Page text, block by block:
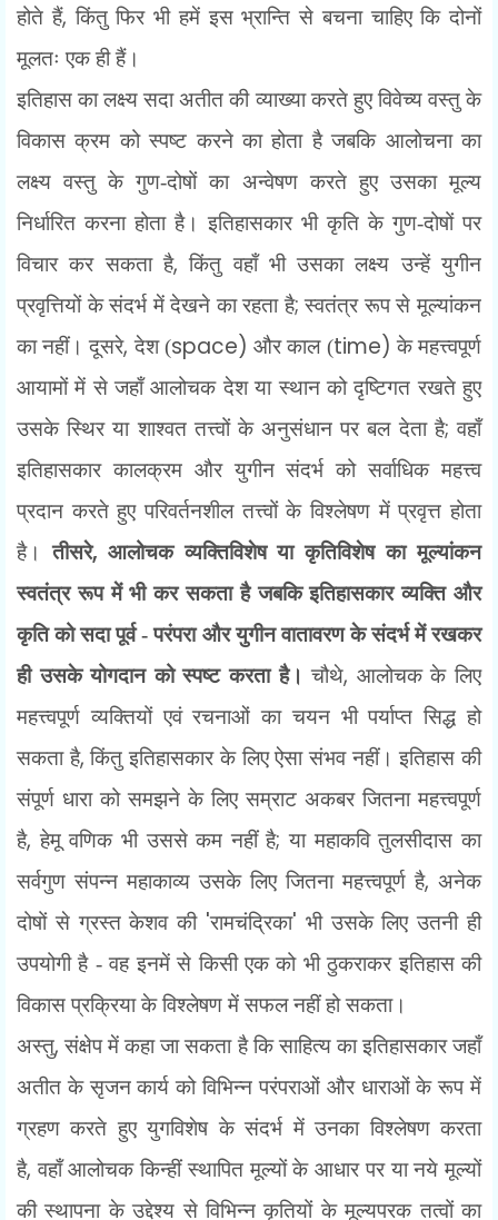
होते हैं,किंतु फिर भी हमें इस भ्रान्ति से बचना चाहिए कि दोनों
मूलतः एक ही हैं।
इतिहास का लक्ष्य सदा अतीत की व्याख्या करते हुए विवेच्य वस्तु के
विकास क्रम को स्पष्ट करने का होता है जबकि आलोचना का
लक्ष्य वस्तु के गुण-दोषों का अन्वेषण करते हुए उसका मूल्य
निर्धारित करना होता है। इतिहासकार भी कृति के गुण-दोषों पर
विचार कर सकता है,किंतु वहाँ भी उसका लक्ष्य उन्हें युगीन
प्रवृत्तियों के संदर्भ में देखने का रहता है;स्वतंत्र रूप से मूल्यांकन
का नहीं। दूसरे,देश (space)और काल (time)के महत्त्वपूर्ण
आयामों में से जहाँ आलोचक देश या स्थान को दृष्टिगत रखते हुए
उसके स्थिर या शाश्वत तत्त्वों के अनुसंधान पर बल देता है;वहाँ
इतिहासकार कालक्रम और युगीन संदर्भ को सर्वाधिक महत्त्व
प्रदान करते हुए परिवर्तनशील तत्त्वों के विश्लेषण में प्रवृत्त होता
है।तीसरे, आलोचक व्यक्तिविशेष या कृतिविशेष का मूल्यांकन
स्वतंत्र रूप में भी कर सकता है जबकि इतिहासकार व्यक्ति और
कृति को सदा पूर्व - परंपरा और युगीन वातावरण के संदर्भ में रखकर
ही उसके योगदान को स्पष्ट करता है। चौथे, आलोचक के लिए
महत्त्वपूर्ण व्यक्तियों एवं रचनाओं का चयन भी पर्याप्त सिद्ध हो
सकता है,किंतु इतिहासकार के लिए ऐसा संभव नहीं। इतिहास की
संपूर्ण धारा को समझने के लिए सम्राट अकबर जितना महत्त्वपूर्ण
है,हेमू वणिक भी उससे कम नहीं है;या महाकवि तुलसीदास का
सर्वगुण संपन्न महाकाव्य उसके लिए जितना महत्त्वपूर्ण है, अनेक
दोषों से ग्रस्त केशव की 'रामचंद्रिका' भी उसके लिए उतनी ही
उपयोगी है - वह इनमें से किसी एक को भी ठुकराकर इतिहास की
विकास प्रक्रिया के विश्लेषण में सफल नहीं हो सकता।
अस्तु,संक्षेप में कहा जा सकता है कि साहित्य का इतिहासकार जहाँ
अतीत के सृजन कार्य को विभिन्नपरंपराओं और धाराओं के रूप में
ग्रहण करते हुए युगविशेष के संदर्भ में उनका विश्लेषण करता
है,वहाँ आलोचक किन्हीं स्थापित मूल्यों के आधार पर या नये मूल्यों
की स्थापना के उद्देश्य से विभिन्न कृतियों के मूल्यपरक तत्वों का